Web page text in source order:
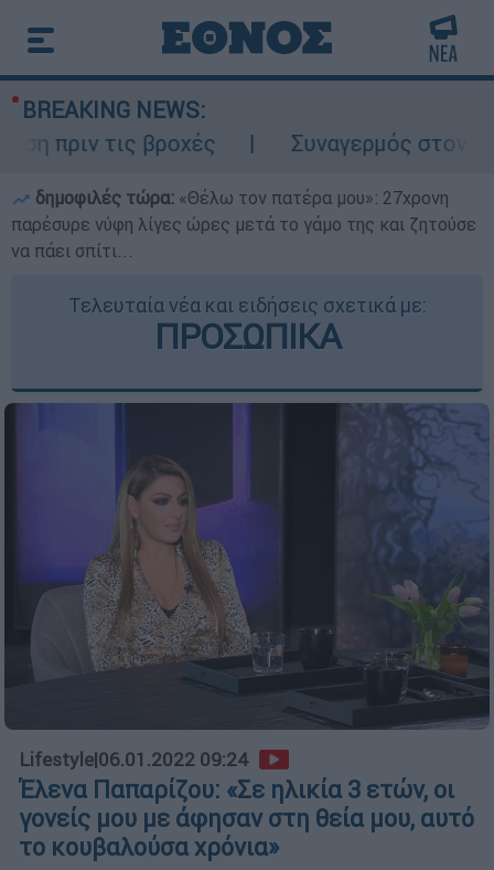
BREAKING NEWS:
τις βροχές
Συναγερμός στον
δημοφιλές τώρα: «Θέλω τον πατέρα μου»: 27χρονη
παρέσυρε νύφη λίγες ώρες μετά το γάμο της και ζητούσε
να πάει σπίτι...
Τελευταία νέα και ειδήσεις σχετικά με:
ΠΡΟΣΩΠΙΚΑ
Lifestyle|06.01.2022 09:24
Έλενα Παπαρίζου: «Σε ηλικία 3 ετών, οι
γονείς μου με άφησαν στη θεία μου, αυτό
το κουβαλούσα χρόνια»